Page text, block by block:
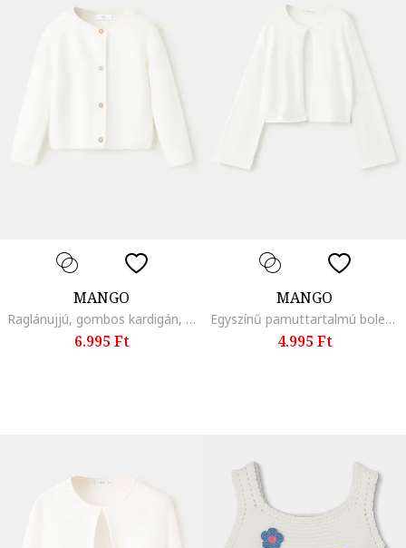
MANGO
Raglánujjú, gombos kardigán, Fehér
6.995 Ft
MANGO
Egyszínű pamuttartalmú boleró, Fehér
4.995 Ft